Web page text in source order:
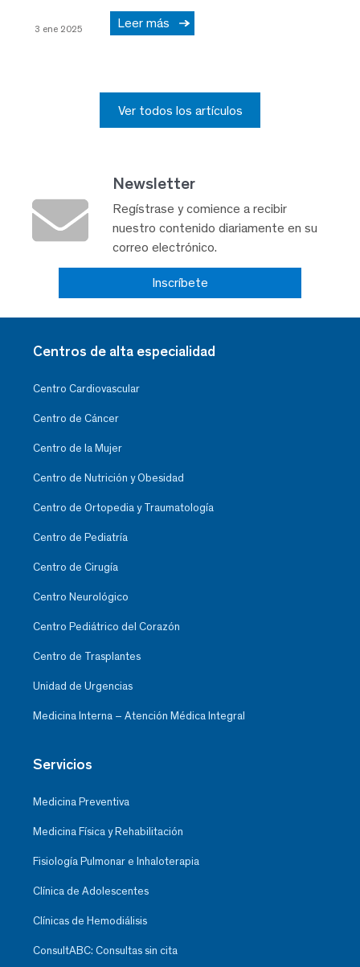
3 ene 2025 Leer más
Ver todos los artículos
Newsletter
Regístrase y comience a recibir
nuestro contenido diariamente en su
correo electrónico.
Inscríbete
Centros de alta especialidad
Centro Cardiovascular
Centro de Cáncer
Centro de la Mujer
Centro de Nutrición y Obesidad
Centro de Ortopedia y Traumatología
Centro de Pediatría
Centro de Cirugía
Centro Neurológico
Centro Pediátrico del Corazón
Centro de Trasplantes
Unidad de Urgencias
Medicina Interna – Atención Médica Integral
Servicios
Medicina Preventiva
Medicina Física y Rehabilitación
Fisiología Pulmonar e Inhaloterapia
Clínica de Adolescentes
Clínicas de Hemodiálisis
ConsultABC: Consultas sin cita